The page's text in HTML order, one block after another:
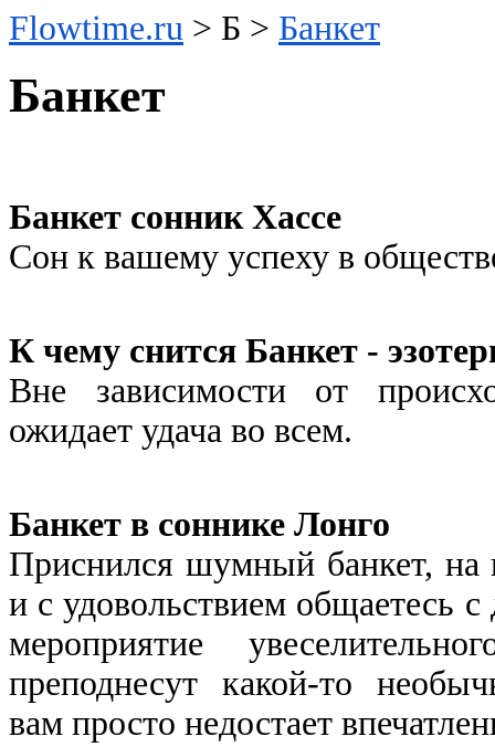
Flowtime.ru > Б > Банкет
Банкет
Банкет cонник Хассе
Сон к вашему успеху в
К чему снится Банкет -
Вне зависимости от
ожидает удача во всем.
Банкет в соннике Лонго
Приснился шумный банкет, на
и с удовольствием общаетесь
мероприятие
преподнесут какой-то
вам просто недостает